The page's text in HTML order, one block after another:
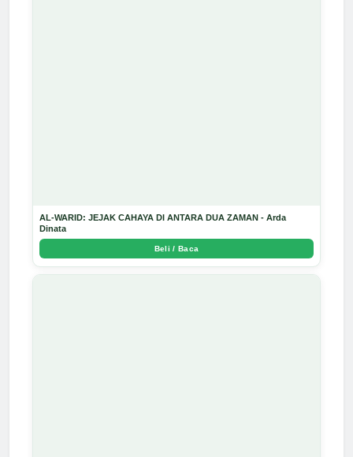
AL-WARID: JEJAK CAHAYA DI ANTARA DUA ZAMAN - Arda
Dinata
Beli / Baca